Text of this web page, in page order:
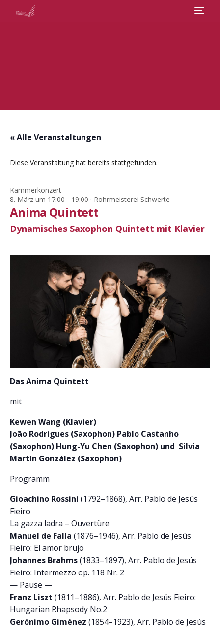
« Alle Veranstaltungen
Diese Veranstaltung hat bereits stattgefunden.
Kammerkonzert
8. März um 17:00 - 19:00 · Rohrmeisterei Schwerte
Anima Quintett
Dynamisches Saxophon Quintett mit Klavier
Das Anima Quintett
mit
Kewen Wang (Klavier)
João Rodrigues (Saxophon) Pablo Castanho
(Saxophon) Hung-Yu Chen (Saxophon) und Silvia
Martín González (Saxophon)
Programm
Gioachino Rossini (1792–1868), Arr. Pablo de Jesús
Fieiro
La gazza ladra – Ouvertüre
Manuel de Falla (1876–1946), Arr. Pablo de Jesús
Fieiro: El amor brujo
Johannes Brahms(1833–1897), Arr. Pablo de Jesús
Fieiro: Intermezzo op. 118 Nr. 2
— Pause —
Franz Liszt (1811–1886), Arr. Pablo de Jesús Fieiro:
Hungarian Rhapsody No.2
Gerónimo Giménez (1854–1923), Arr. Pablo de Jesús
Über uns
Kontakt